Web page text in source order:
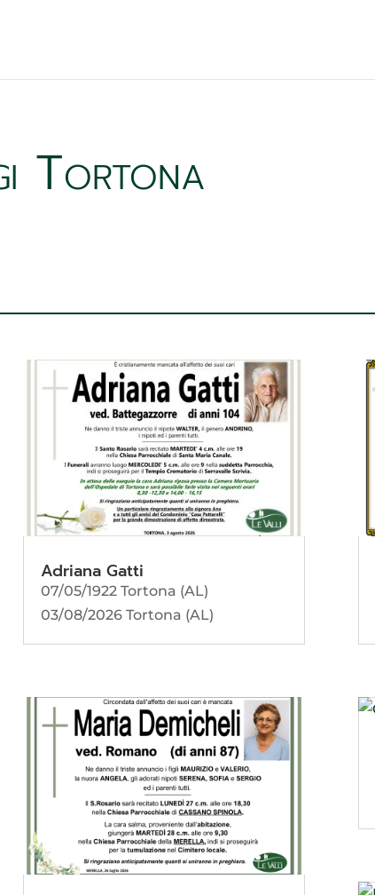
Tortona
Adriana Gatti
07/05/1922 Tortona (AL)
03/08/2026 Tortona (AL)